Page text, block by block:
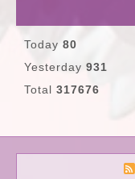
Today 80
Yesterday 931
Total 317676